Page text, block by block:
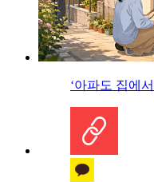
‘아파도 집에